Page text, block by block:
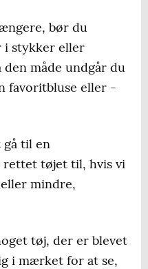
fejlkøb.
til at bruge. Køber
også råd til at købe
bør du
i stykker eller
måde undgår du
favoritbluse eller -
gå til en
rettet tøjet til, hvis vi
mindre,
tøj, der er blevet
i mærket for at se,